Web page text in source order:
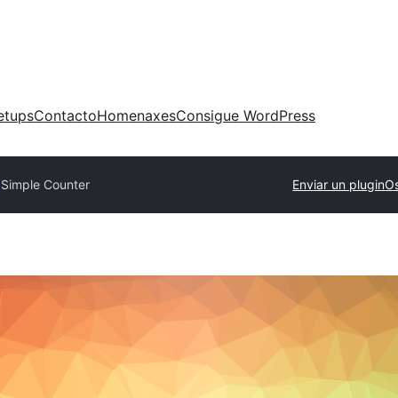
ContactoHomenaxesConsigue WordPress
Simple Counter Enviar un plugin